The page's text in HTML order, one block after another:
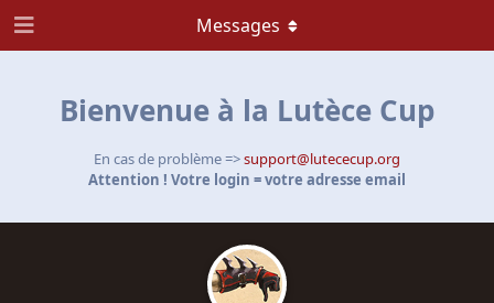
Bienvenue à la Lutèce Cup
En cas de problème =>support@lutececup.org
Attention ! Votre login = votre adresse email
Messages